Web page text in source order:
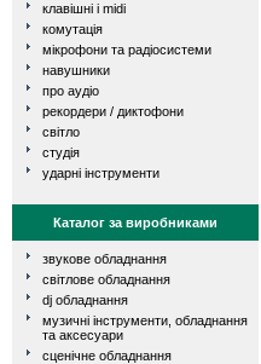
клавішні і midi
комутація
мікрофони та радіосистеми
навушники
про аудіо
рекордери / диктофони
світло
студія
ударні інструменти
Каталог за виробниками
звукове обладнання
світлове обладнання
dj обладнання
музичні інструменти, обладнання
та аксесуари
сценічне обладнання